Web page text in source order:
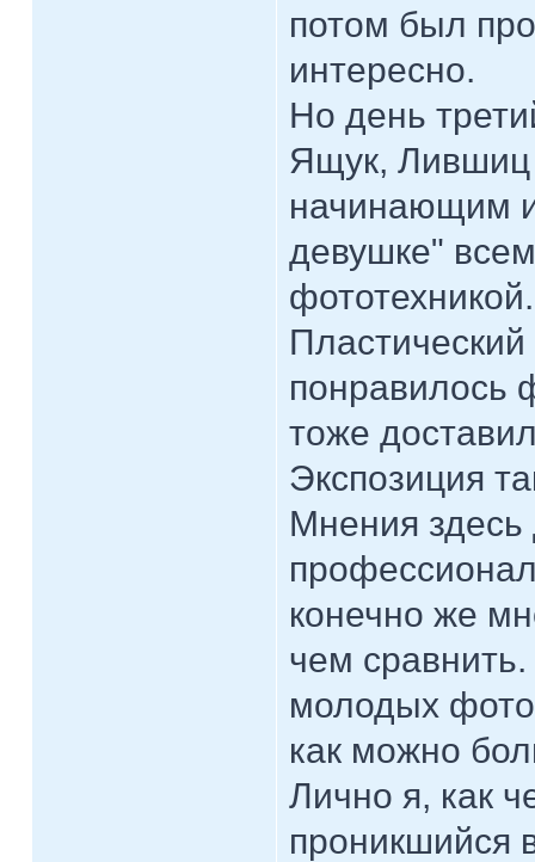
потом был
интересно.
Но день
Ящук, Лившиц
начинающим
девушке"
фототехникой.
понравилось
тоже
Экспозиция
Мнения
конечно же
чем
молодых
как можно
Лично я, как
проникшийся